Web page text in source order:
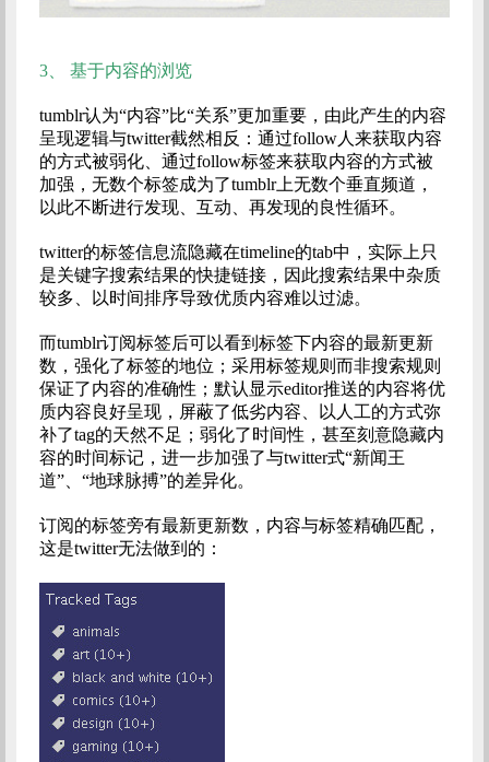
3、 基于内容的浏览
tumblr认为“内容”比“关系”更加重要，由此产生的内容
呈现逻辑与twitter截然相反：通过follow人来获取内容
的方式被弱化、通过follow标签来获取内容的方式被
加强，无数个标签成为了tumblr上无数个垂直频道，
以此不断进行发现、互动、再发现的良性循环。
twitter的标签信息流隐藏在timeline的tab中，实际上只
是关键字搜索结果的快捷链接，因此搜索结果中杂质
较多、以时间排序导致优质内容难以过滤。
而tumblr订阅标签后可以看到标签下内容的最新更新
数，强化了标签的地位；采用标签规则而非搜索规则
保证了内容的准确性；默认显示editor推送的内容将优
质内容良好呈现，屏蔽了低劣内容、以人工的方式弥
补了tag的天然不足；弱化了时间性，甚至刻意隐藏内
容的时间标记，进一步加强了与twitter式“新闻王
道”、“地球脉搏”的差异化。
订阅的标签旁有最新更新数，内容与标签精确匹配，
这是twitter无法做到的：